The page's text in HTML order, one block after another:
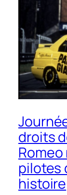
droits
pilotes
histoire